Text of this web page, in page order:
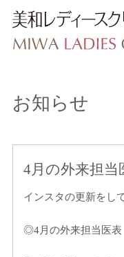
お知らせ
4月の外来担
インスタの更新をし
◎4月の外来担当医表